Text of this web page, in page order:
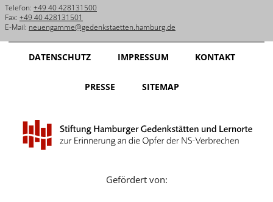
Telefon: +49 40 428131500
Fax: +49 40 428131501
E-Mail: neuengamme@gedenkstaetten.hamburg.de
DATENSCHUTZ IMPRESSUM KONTAKT
PRESSE SITEMAP
Gefördert von: